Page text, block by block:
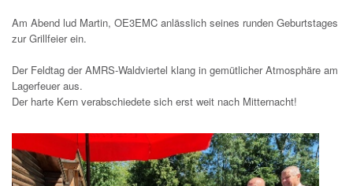
Am Abend lud Martin, OE3EMC anlässlich seines runden Geburtstages
zur Grillfeier ein.
Der Feldtag der AMRS-Waldviertel klang in gemütlicher Atmosphäre am
Lagerfeuer aus.
Der harte Kern verabschiedete sich erst weit nach Mitternacht!